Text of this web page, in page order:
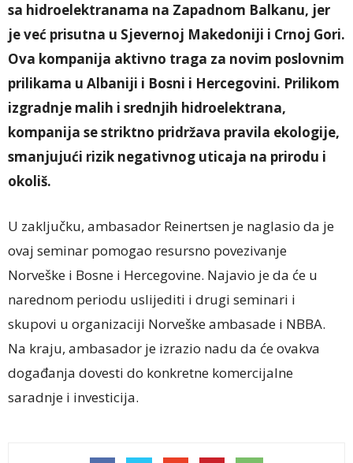
sa hidroelektranama na Zapadnom Balkanu, jer
je već prisutna u Sjevernoj Makedoniji i Crnoj Gori.
Ova kompanija aktivno traga za novim poslovnim
prilikama u Albaniji i Bosni i Hercegovini. Prilikom
izgradnje malih i srednjih hidroelektrana,
kompanija se striktno pridržava pravila ekologije,
smanjujući rizik negativnog uticaja na prirodu i
okoliš.
U zaključku, ambasador Reinertsen je naglasio da je
ovaj seminar pomogao resursno povezivanje
Norveške i Bosne i Hercegovine. Najavio je da će u
narednom periodu uslijediti i drugi seminari i
skupovi u organizaciji Norveške ambasade i NBBA.
Na kraju, ambasador je izrazio nadu da će ovakva
događanja dovesti do konkretne komercijalne
saradnje i investicija.